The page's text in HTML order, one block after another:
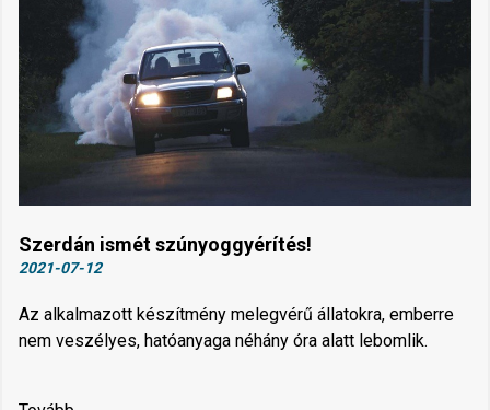
Szerdán ismét szúnyoggyérítés!
2021-07-12
Az alkalmazott készítmény melegvérű állatokra, emberre
nem veszélyes, hatóanyaga néhány óra alatt lebomlik.